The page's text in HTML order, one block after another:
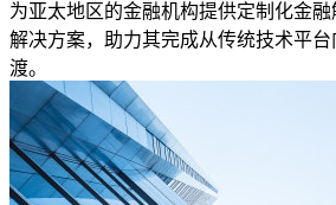
为亚太地区的金融机构提供定制化金
解决方案，助力其完成从传统技术平
渡。